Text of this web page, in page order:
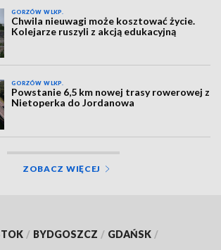
GORZÓW WLKP.
Chwila nieuwagi może kosztować życie.
Kolejarze ruszyli z akcją edukacyjną
GORZÓW WLKP.
Powstanie 6,5 km nowej trasy rowerowej z
Nietoperka do Jordanowa
ZOBACZ WIĘCEJ
/ BYDGOSZCZ / GDAŃSK /